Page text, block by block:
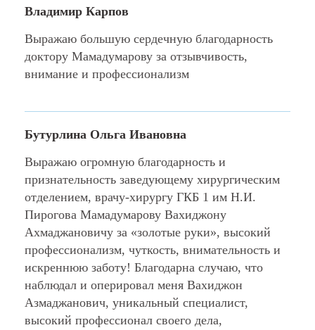
Владимир Карпов
Выражаю большую сердечную благодарность
доктору Мамадумарову за отзывчивость,
внимание и профессионализм
Бутурлина Ольга Ивановна
Выражаю огромную благодарность и
признательность заведующему хирургическим
отделением, врачу-хирургу ГКБ 1 им Н.И.
Пирогова Мамадумарову Вахиджону
Ахмаджановичу за «золотые руки», высокий
профессионализм, чуткость, внимательность и
искреннюю заботу! Благодарна случаю, что
наблюдал и оперировал меня Вахиджон
Азмаджанович, уникальный специалист,
высокий профессионал своего дела,